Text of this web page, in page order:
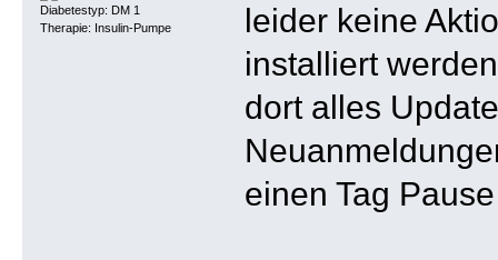
Diabetestyp: DM 1
Therapie: Insulin-Pumpe
leider keine
installiert
dort alles
einen Tag